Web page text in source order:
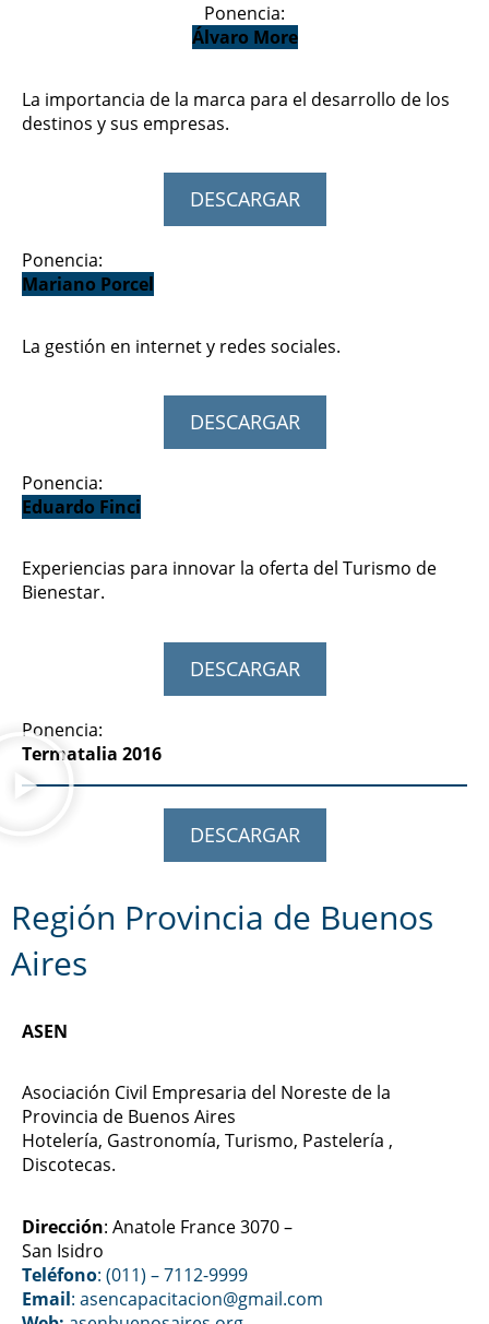
Ponencia:
Álvaro More
La importancia de la marca para el desarrollo de los
destinos y sus empresas.
DESCARGAR
Ponencia:
Mariano Porcel
La gestión en internet y redes sociales.
DESCARGAR
Ponencia:
Eduardo Finci
Experiencias para innovar la oferta del Turismo de
Bienestar.
DESCARGAR
Ponencia:
Termatalia 2016
DESCARGAR
Región Provincia de Buenos
Aires
ASEN
Asociación Civil Empresaria del Noreste de la
Provincia de Buenos Aires
Hotelería, Gastronomía, Turismo, Pastelería ,
Discotecas.
Dirección: Anatole France 3070 –
San Isidro
Teléfono: (011) – 7112-9999
Email: asencapacitacion@gmail.com